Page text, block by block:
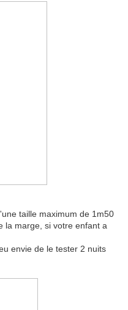
taille maximum de 1m50
la marge, si votre enfant a
envie de le tester 2 nuits